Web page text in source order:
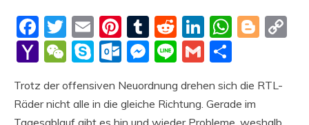
Facebook
Twitter
EmailPinterest
Tumblr
Reddit
LinkedIn
Yahoo
WeChat
SkypeOutlook.com
Messenger
LineGmail
Trotz der offensiven Neuordnung drehen sich die RTL-
Räder nicht alle in die gleiche Richtung. Gerade im
Tagesablauf gibt es hin und wieder Probleme, weshalb